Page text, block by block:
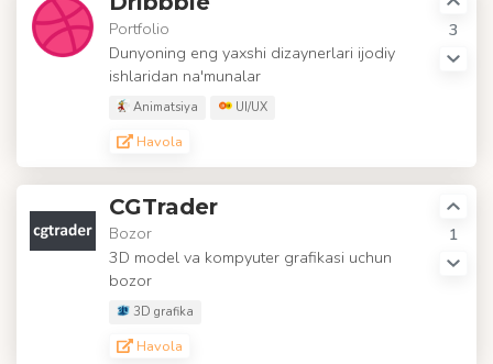
3
Portfolio
Dunyoning eng yaxshi dizaynerlari ijodiy
ishlaridan na'munalar
Animatsiya UI/UX
Havola
1
CGTrader
Bozor
3D model va kompyuter grafikasi uchun
bozor
3D grafika
Havola